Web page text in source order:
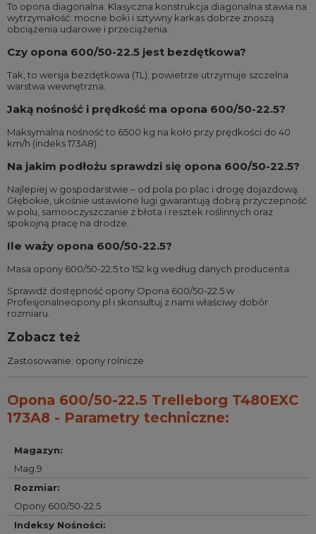
To opona diagonalna. Klasyczna konstrukcja diagonalna stawia na
wytrzymałość: mocne boki i sztywny karkas dobrze znoszą
obciążenia udarowe i przeciążenia.
Czy opona 600/50-22.5 jest bezdętkowa?
Tak, to wersja bezdętkowa (TL); powietrze utrzymuje szczelna
warstwa wewnętrzna.
Jaką nośność i prędkość ma opona 600/50-22.5?
Maksymalna nośność to 6500 kg na koło przy prędkości do 40
km/h (indeks 173A8).
Na jakim podłożu sprawdzi się opona 600/50-22.5?
Najlepiej w gospodarstwie – od pola po plac i drogę dojazdową.
Głębokie, ukośnie ustawione lugi gwarantują dobrą przyczepność
w polu, samooczyszczanie z błota i resztek roślinnych oraz
spokojną pracę na drodze.
Ile waży opona 600/50-22.5?
Masa opony 600/50-22.5 to 152 kg według danych producenta.
Sprawdź dostępność opony Opona 600/50-22.5 w
Profesjonalneopony.pl i skonsultuj z nami właściwy dobór
rozmiaru.
Zobacz też
Zastosowanie: opony rolnicze
Opona 600/50-22.5 Trelleborg T480EXC
173A8 - Parametry techniczne:
Magazyn:
Mag.9
Rozmiar:
Opony 600/50-22.5
Indeksy Nośności: